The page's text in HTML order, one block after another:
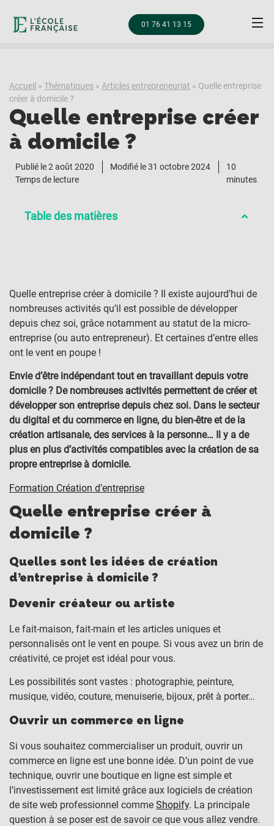
01 76 41 13 15
Accueil » Thématiques » Articles entrepreneuriat » Quelle entreprise
créer à domicile ?
Quelle entreprise créer
à domicile ?
Publié le2 août 2020
Modifié le 31 octobre 2024
Temps de lecture
10
minutes
Table des matières
Quelle entreprise créer à domicile ? Il existe aujourd’hui de
nombreuses activités qu’il est possible de développer
depuis chez soi, grâce notamment au statut de la micro-
entreprise (ou auto entrepreneur). Et certaines d’entre elles
ont le vent en poupe !
Envie d’être indépendant tout en travaillant depuis votre
domicile ? De nombreuses activités permettent de créer et
développer son entreprise depuis chez soi. Dans le secteur
du digital et du commerce en ligne, du bien-être et de la
création artisanale, des services à la personne… Il y a de
plus en plus d’activités compatibles avec la création de sa
propre entreprise à domicile.
Formation Création d’entreprise
Quelle entreprise créer à
domicile ?
Quelles sont les idées de création
d’entreprise à domicile ?
Devenir créateur ou artiste
Le fait-maison, fait-main et les articles uniques et
personnalisés ont le vent en poupe. Si vous avez un brin de
créativité, ce projet est idéal pour vous.
Les possibilités sont vastes : photographie, peinture,
musique, vidéo, couture, menuiserie, bijoux, prêt à porter…
Ouvrir un commerce en ligne
Si vous souhaitez commercialiser un produit, ouvrir un
commerce en ligne est une bonne idée. D’un point de vue
technique, ouvrir une boutique en ligne est simple et
l’investissement est limité grâce aux logiciels de création
de site web professionnel comme Shopify. La principale
question à se poser est de savoir ce que vous allez vendre.